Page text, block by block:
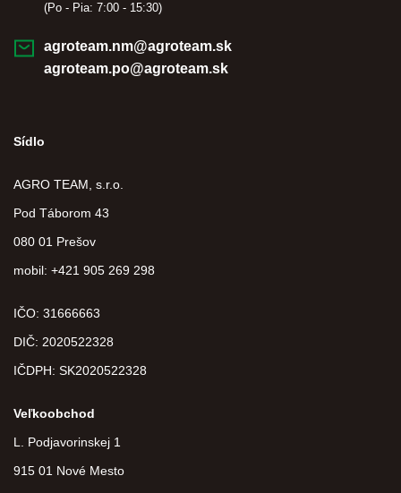
(Po - Pia: 7:00 - 15:30)
agroteam.nm@agroteam.sk
agroteam.po@agroteam.sk
Sídlo
AGRO TEAM, s.r.o.
Pod Táborom 43
080 01 Prešov
mobil: +421 905 269 298
IČO: 31666663
DIČ: 2020522328
IČDPH: SK2020522328
Veľkoobchod
L. Podjavorinskej 1
915 01 Nové Mesto